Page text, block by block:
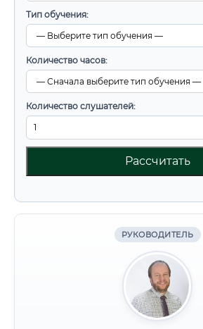
Тип обучения:
Количество часов:
Количество слушателей:
Рассчитать
РУКОВОДИТЕЛЬ